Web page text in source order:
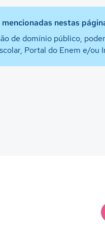
nestas
de domínio público,
Portal do Enem e/ou